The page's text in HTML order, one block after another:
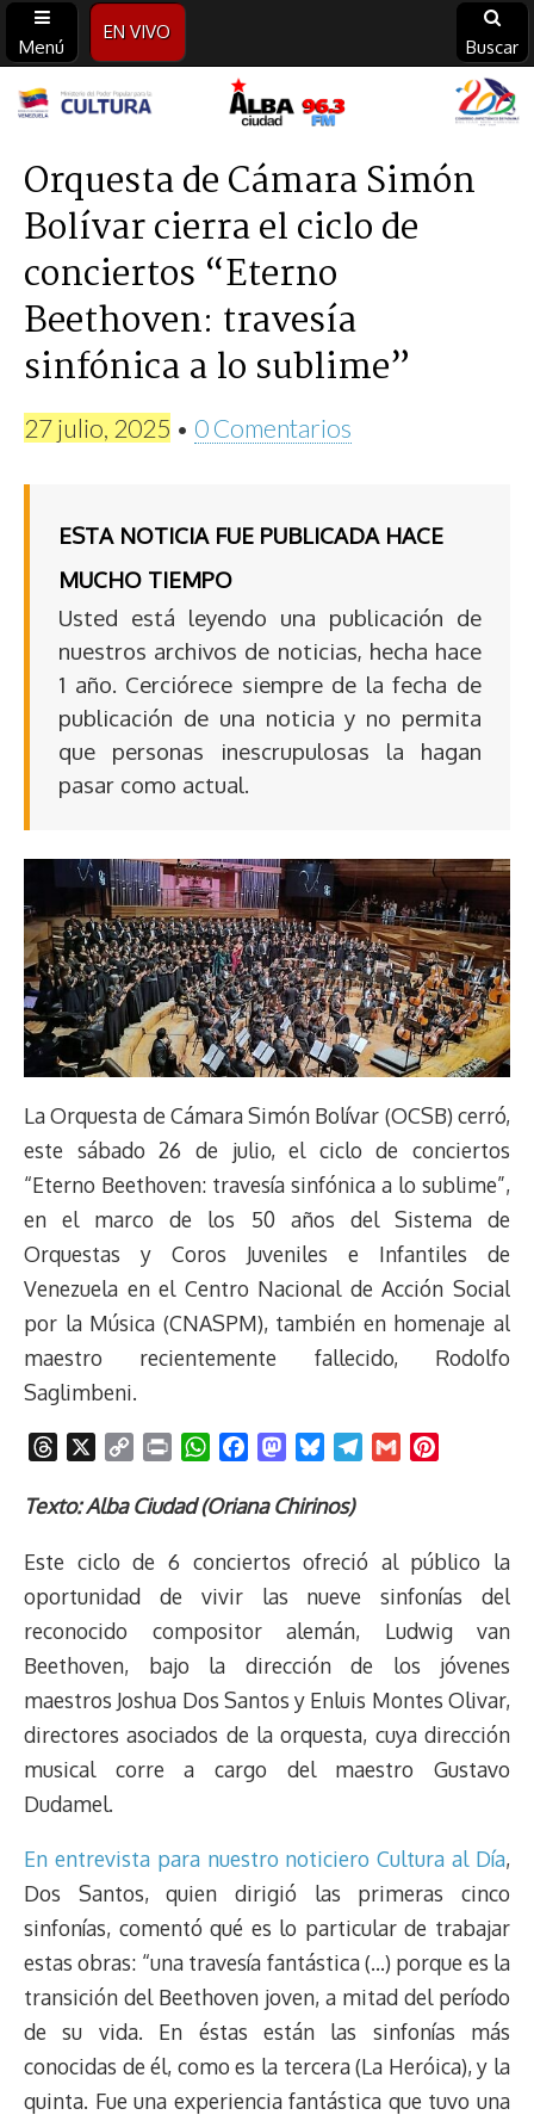
Menú
EN VIVO
Buscar
Alba
Ciudad
96.3
FM
Orquesta de Cámara Simón
Bolívar cierra el ciclo de
conciertos “Eterno
Beethoven: travesía
sinfónica a lo sublime”
27 julio, 2025 • 0 Comentarios
ESTA NOTICIA FUE PUBLICADA HACE
MUCHO TIEMPO
Usted está leyendo una publicación de
nuestros archivos de noticias, hecha hace
1 año. Cerciórece siempre de la fecha de
publicación de una noticia y no permita
que personas inescrupulosas la hagan
pasar como actual.
La Orquesta de Cámara Simón Bolívar (OCSB) cerró,
este sábado 26 de julio, el ciclo de conciertos
“Eterno Beethoven: travesía sinfónica a lo sublime”,
en el marco de los 50 años del Sistema de
Orquestas y Coros Juveniles e Infantiles de
Venezuela en el Centro Nacional de Acción Social
por la Música (CNASPM), también en homenaje al
maestro recientemente fallecido, Rodolfo
Saglimbeni.
r
a
d
p
L
i
i
t
W
a
s
A
p
c
b
k
M
s
o
d
n
u
s
k
g
e
r
e
s
t
Texto: Alba Ciudad (Oriana Chirinos)
Este ciclo de 6 conciertos ofreció al público la
oportunidad de vivir las nueve sinfonías del
reconocido compositor alemán, Ludwig van
Beethoven, bajo la dirección de los jóvenes
maestros Joshua Dos Santos y Enluis Montes Olivar,
directores asociados de la orquesta, cuya dirección
musical corre a cargo del maestro Gustavo
Dudamel.
En entrevista para nuestro noticiero Cultura al Día,
Dos Santos, quien dirigió las primeras cinco
sinfonías, comentó qué es lo particular de trabajar
estas obras: “una travesía fantástica (…) porque es la
transición del Beethoven joven, a mitad del período
de su vida. En éstas están las sinfonías más
conocidas de él, como es la tercera (La Heróica), y la
quinta. Fue una experiencia fantástica que tuvo una